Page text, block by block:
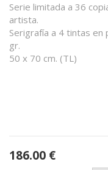
Serie limitada a 36
artista.
Serigrafía a 4 tintas
gr.
50 x 70 cm. (TL)
186.00 €